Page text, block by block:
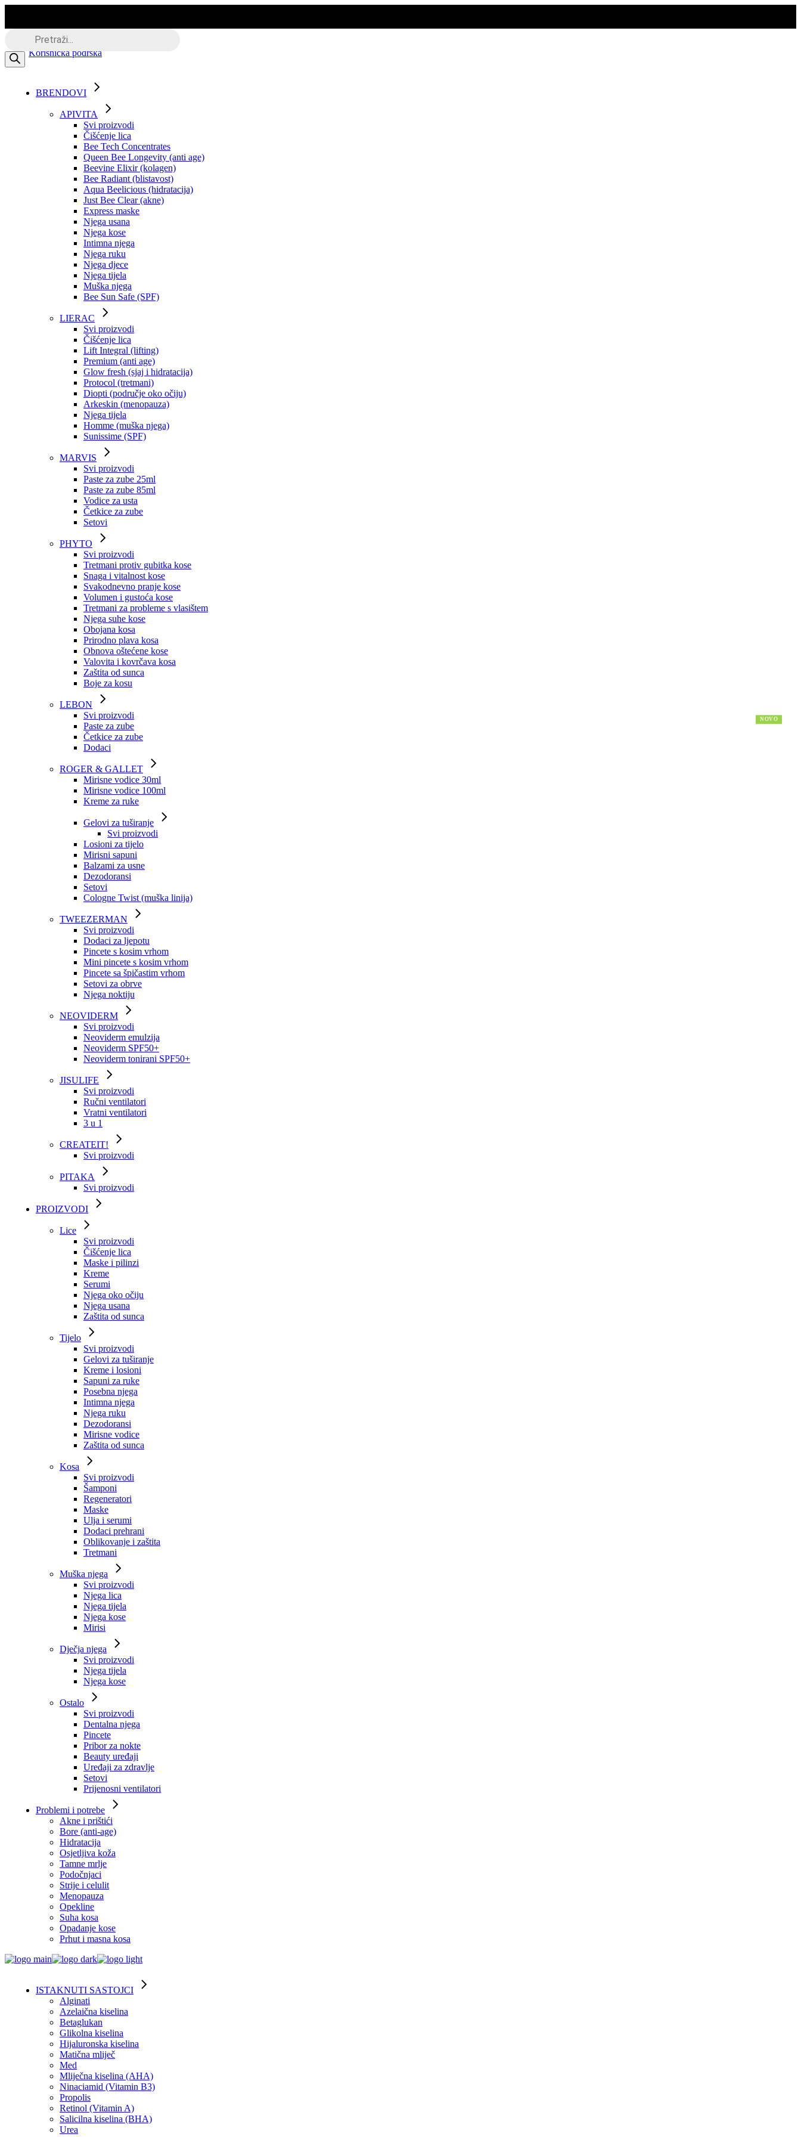
the
Korisnička podrška
BRENDOVI
APIVITA
Svi proizvodi
Čišćenje lica
Bee Tech Concentrates
Queen Bee Longevity (anti age)
Beevine Elixir (kolagen)
Bee Radiant (blistavost)
Aqua Beelicious (hidratacija)
Just Bee Clear (akne)
Express maske
Njega usana
Njega kose
Intimna njega
Njega ruku
Njega djece
Njega tijela
Muška njega
Bee Sun Safe (SPF)
LIERAC
Svi proizvodi
Čišćenje lica
Lift Integral (lifting)
Premium (anti age)
Glow fresh (sjaj i hidratacija)
Protocol (tretmani)
Diopti (područje oko očiju)
Arkeskin (menopauza)
Njega tijela
Homme (muška njega)
Sunissime (SPF)
MARVIS
Svi proizvodi
Paste za zube 25ml
Paste za zube 85ml
Vodice za usta
Četkice za zube
Setovi
PHYTO
Svi proizvodi
Tretmani protiv gubitka kose
Snaga i vitalnost kose
Svakodnevno pranje kose
Volumen i gustoća kose
Tretmani za probleme s vlasištem
Njega suhe kose
Obojana kosa
Prirodno plava kosa
Obnova oštećene kose
Valovita i kovrčava kosa
Zaštita od sunca
Boje za kosu
LEBON
Svi proizvodi
Paste za zube
Četkice za zube
Dodaci
ROGER & GALLET
Mirisne vodice 30ml
Mirisne vodice 100ml
Kreme za ruke
Gelovi za tuširanje
Svi proizvodi
Losioni za tijelo
Mirisni sapuni
Balzami za usne
Dezodoransi
Setovi
Cologne Twist (muška linija)
TWEEZERMAN
Svi proizvodi
Dodaci za ljepotu
Pincete s kosim vrhom
Mini pincete s kosim vrhom
Pincete sa špičastim vrhom
Setovi za obrve
Njega noktiju
NEOVIDERM
Svi proizvodi
Neoviderm emulzija
Neoviderm SPF50+
Neoviderm tonirani SPF50+
JISULIFE
Svi proizvodi
Ručni ventilatori
Vratni ventilatori
3 u 1
CREATEIT!
Svi proizvodi
PITAKA
Svi proizvodi
PROIZVODI
Lice
Svi proizvodi
Čišćenje lica
Maske i pilinzi
Kreme
Serumi
Njega oko očiju
Njega usana
Zaštita od sunca
Tijelo
Svi proizvodi
Gelovi za tuširanje
Kreme i losioni
Sapuni za ruke
Posebna njega
Intimna njega
Njega ruku
Dezodoransi
Mirisne vodice
Zaštita od sunca
Kosa
Svi proizvodi
Šamponi
Regeneratori
Maske
Ulja i serumi
Dodaci prehrani
Oblikovanje i zaštita
Tretmani
Muška njega
Svi proizvodi
Njega lica
Njega tijela
Njega kose
Mirisi
Dječja njega
Svi proizvodi
Njega tijela
Njega kose
Ostalo
Svi proizvodi
Dentalna njega
Pincete
Pribor za nokte
Beauty uređaji
Uređaji za zdravlje
Setovi
Prijenosni ventilatori
Problemi i potrebe
Akne i prištići
Bore (anti-age)
Hidratacija
Osjetljiva koža
Tamne mrlje
Podočnjaci
Strije i celulit
Menopauza
Opekline
Suha kosa
Opadanje kose
Prhut i masna kosa
ISTAKNUTI SASTOJCI
Alginati
Azelaična kiselina
Betaglukan
Glikolna kiselina
Hijaluronska kiselina
Matična mliječ
Med
Mliječna kiselina (AHA)
Ninaciamid (Vitamin B3)
Propolis
Retinol (Vitamin A)
Salicilna kiselina (BHA)
Urea